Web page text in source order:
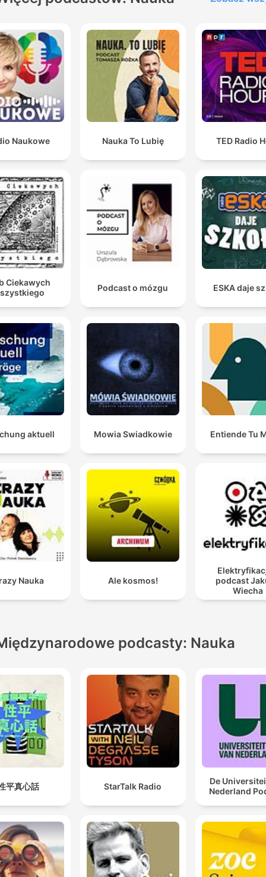
Naukowe Nauka To Lubię TED Radio
Ciekawych
Podcast o mózgu ESKA daje
aktuell Mowia Swiadkowie Entiende Tu
Nauka Ale kosmos!
podcast
Wiecha
podcasty: Nauka
平真心話 StarTalk Radio
De
Nederland